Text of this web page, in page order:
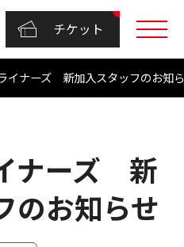
チケット
イナーズ 新加入スタッフのお知
ナーズ 新
のお知らせ